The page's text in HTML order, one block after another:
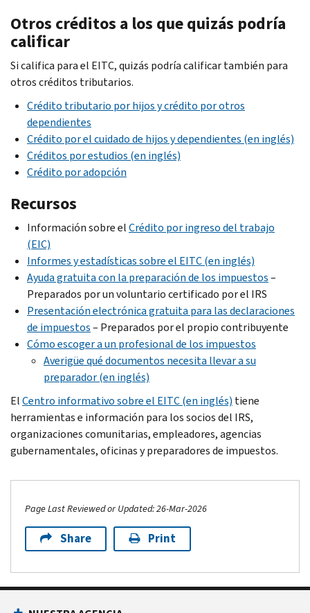
Otros créditos a los que quizás podría
calificar
Si califica para el EITC, quizás podría calificar también para
otros créditos tributarios.
Crédito tributario por hijos y crédito por otros
dependientes
Crédito por el cuidado de hijos y dependientes (en inglés)
Créditos por estudios (en inglés)
Crédito por adopción
Recursos
Información sobre elCrédito por ingreso del trabajo
(EIC)
Informes y estadísticas sobre el EITC (en inglés)
Ayuda gratuita con la preparación de los impuestos–
Preparados por un voluntario certificado por el IRS
Presentación electrónica gratuita para las declaraciones
de impuestos– Preparados por el propio contribuyente
Cómo escoger a un profesional de los impuestos
Averigüe qué documentos necesita llevar a su
preparador (en inglés)
ElCentro informativo sobre el EITC (en inglés) tiene
herramientas e información para los socios del IRS,
organizaciones comunitarias, empleadores, agencias
gubernamentales, oficinas y preparadores de impuestos.
Page Last Reviewed or Updated: 26-Mar-2026
Share Print